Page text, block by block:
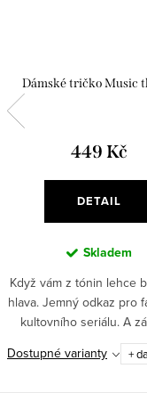
Dámské tričko Music
449 Kč
DETAIL
Skladem
Když vám z tónin lehce
hlava. Jemný odkaz pro
kultovního seriálu. A
velmi realistická
hudební teorii.
Dostupné varianty +